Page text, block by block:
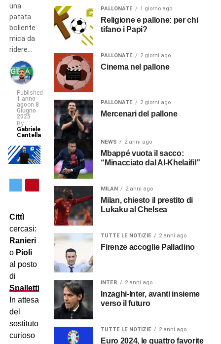
una
patata
bollente
mica da
ridere…
Published
1 anno
agoon 8
Giugno
2025
By
Gabriele
Cantella
Cittì
cercasi:
Ranieri
o Pioli
al posto
di
Spalletti
In attesa
del
sostituto,
curioso
PALLONATE 1 giorno ago
Religione e pallone: per chi
tifano i Papi?
PALLONATE 2 giorni ago
Cinema nel pallone
PALLONATE 2 giorni ago
Mercenari del pallone
NEWS 2 anni ago
Mbappé vuota il sacco:
“Minacciato dal Al-Khelaifi!”
MILAN 2 anni ago
Milan, chiesto il prestito di
Lukaku al Chelsea
TUTTE LE NOTIZIE 2 anni ago
Firenze accoglie Palladino
INTER 2 anni ago
Inzaghi-Inter, avanti insieme
verso il futuro
TUTTE LE NOTIZIE 2 anni ago
Euro 2024, le quattro favorite